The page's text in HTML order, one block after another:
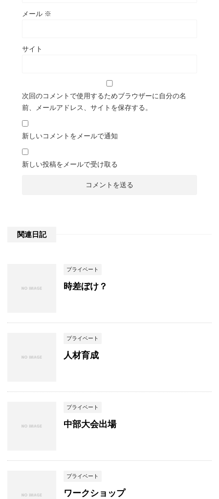
メール ※
サイト
次回のコメントで使用するためブラウザーに自分の名
前、メールアドレス、サイトを保存する。
新しいコメントをメールで通知
新しい投稿をメールで受け取る
関連日記
プライベート
時差ぼけ？
プライベート
人材育成
プライベート
中部大会出場
プライベート
ワークショップ